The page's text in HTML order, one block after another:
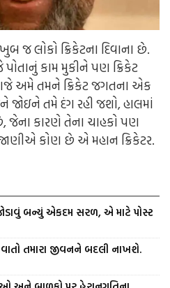
જ લોકો ક્રિકેટના દિવાના છે.
કામ મુકીને પણ ક્રિકેટ
અમે તમને ક્રિકેટ જગતના એક
તમે દંગ રહી જશો, હાલમાં
કારણે તેના ચાહકો પણ
કોણ છે એ મહાન ક્રિકેટર.
બન્યું એકદમ સરળ, એ માટે પોસ્ટ
તમારા જીવનને બદલી નાખશે.